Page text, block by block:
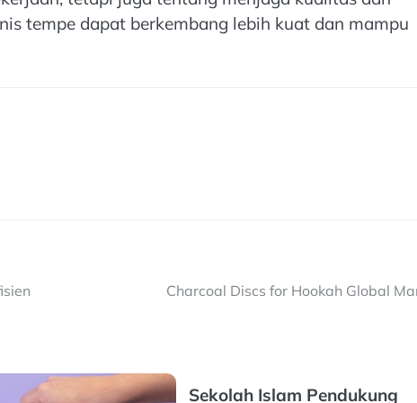
tempe dapat berkembang lebih kuat dan mampu
Charcoal Discs for Hookah Global
Sekolah Islam Pendukung